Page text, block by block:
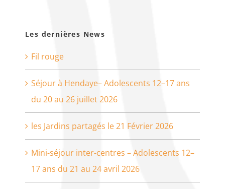
Les dernières News
Fil rouge
Séjour à Hendaye– Adolescents 12–17 ans
du 20 au 26 juillet 2026
les Jardins partagés le 21 Février 2026
Mini-séjour inter-centres – Adolescents 12–
17 ans du 21 au 24 avril 2026